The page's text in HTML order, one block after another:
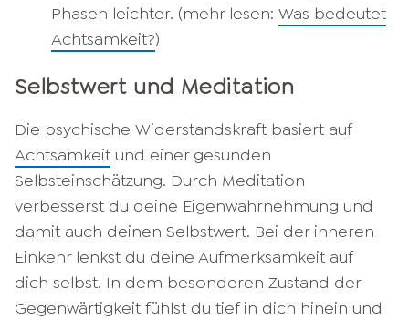
Phasen leichter. (mehr lesen: Was bedeutet
Achtsamkeit?)
Selbstwert und Meditation
Die psychische Widerstandskraft basiert auf
Achtsamkeit und einer gesunden
Selbsteinschätzung. Durch Meditation
verbesserst du deine Eigenwahrnehmung und
damit auch deinen Selbstwert. Bei der inneren
Einkehr lenkst du deine Aufmerksamkeit auf
dich selbst. In dem besonderen Zustand der
Gegenwärtigkeit fühlst du tief in dich hinein und